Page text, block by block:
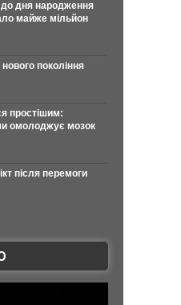
дня народження
майже мільйон
покоління
простішим:
омолоджує мозок
після перемоги